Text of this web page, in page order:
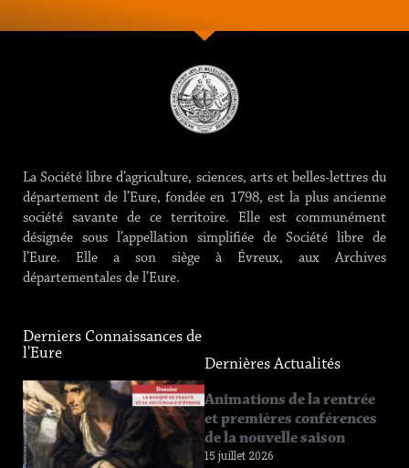
La Société libre d’agriculture, sciences, arts et belles-lettres du
département de l’Eure, fondée en 1798, est la plus ancienne
société savante de ce territoire. Elle est communément
désignée sous l’appellation simplifiée de Société libre de
l’Eure. Elle a son siège à Évreux, aux Archives
départementales de l’Eure.
Derniers Connaissances de
l'Eure
Connaissance
de l’Eure
n°219
12 juin 2026
Dernières Actualités
Animations de la rentrée
et premières conférences
de la nouvelle saison
15 juillet 2026